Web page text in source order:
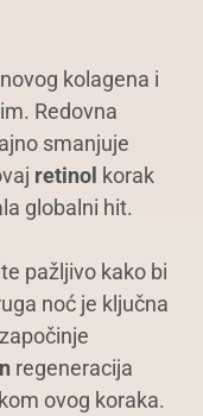
kolagena i
Redovna
smanjuje
retinol korak
globalni hit.
pažljivo kako bi
noć je ključna
regeneracija
ovog koraka.